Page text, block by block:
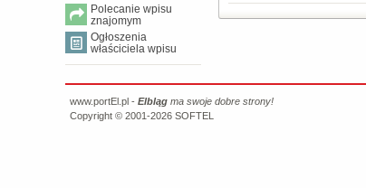
Polecanie wpisu
znajomym
Ogłoszenia
właściciela wpisu
www.portEl.pl - Elbląg ma swoje dobre strony!
Copyright © 2001-2026 SOFTEL